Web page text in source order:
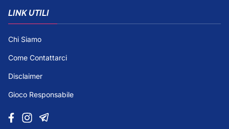
LINK UTILI
Chi Siamo
Come Contattarci
Disclaimer
Gioco Responsabile